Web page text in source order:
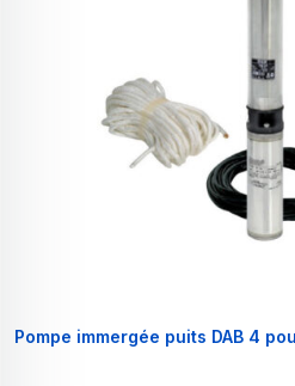
Pompe immergée puits DAB 4